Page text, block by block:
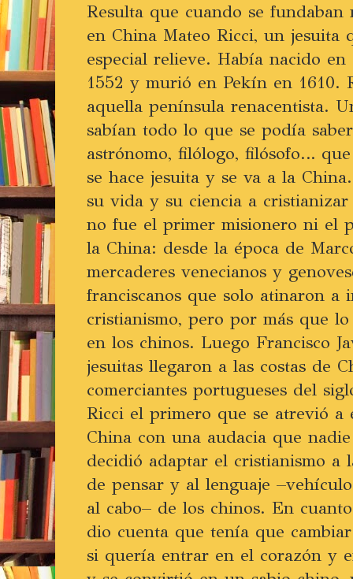
Resulta que cuando se fundaban
en China Mateo Ricci, un jesuita
especial relieve. Había nacido
1552 y murió en Pekín en 1610.
aquella península renacentista.
sabían todo lo que se podía
astrónomo, filólogo, filósofo…
se hace jesuita y se va a la
su vida y su ciencia a
no fue el primer misionero ni el
la China: desde la época de
mercaderes venecianos y
franciscanos que solo atinaron a
cristianismo, pero por más que
en los chinos. Luego Francisco
jesuitas llegaron a las costas de
comerciantes portugueses del
Ricci el primero que se atrevió
China con una audacia que
decidió adaptar el cristianismo a
de pensar y al lenguaje
al cabo– de los chinos. En
dio cuenta que tenía que
si quería entrar en el corazón y